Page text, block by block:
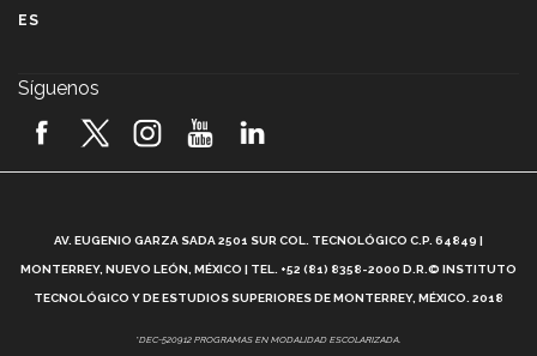
2026! (video)
¿Cómo es el Modelo Educativo Tec? (video)
Vida Tec: Feminismo e Inteligencia Artificial, Paola
ES
Síguenos
AV. EUGENIO GARZA SADA 2501 SUR COL. TECNOLÓGICO C.P. 64849 |
MONTERREY, NUEVO LEÓN, MÉXICO | TEL. +52 (81) 8358-2000 D.R.© INSTITUTO
TECNOLÓGICO Y DE ESTUDIOS SUPERIORES DE MONTERREY, MÉXICO. 2018
*DEC-520912 PROGRAMAS EN MODALIDAD ESCOLARIZADA.